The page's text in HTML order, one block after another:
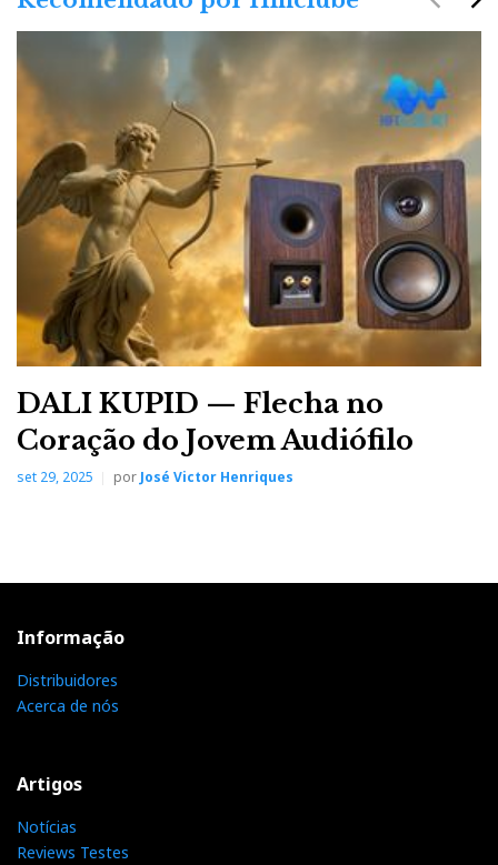
DALI KUPID — Flecha no
Coração do Jovem Audiófilo
set 29, 2025 por José Victor Henriques
Informação
Distribuidores
Acerca de nós
Artigos
Notícias
Reviews Testes